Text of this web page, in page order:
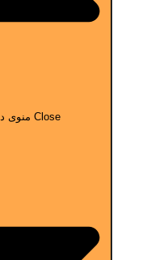
Close منوی دوریکا